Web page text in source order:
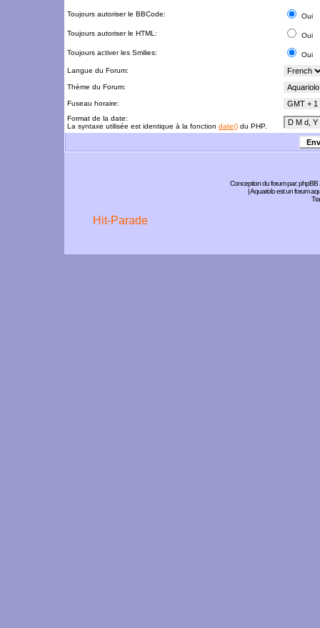
Toujours autoriser le BBCode: Oui
Toujours autoriser le HTML: Oui
Toujours activer les Smilies:
Oui
Langue du Forum:
Thème du Forum:
Fuseau horaire:
Format de la date:
La syntaxe utilisée est identique à la fonction date() du PHP.
Conception du forum par:phpBB
| Aquariolo est un forum